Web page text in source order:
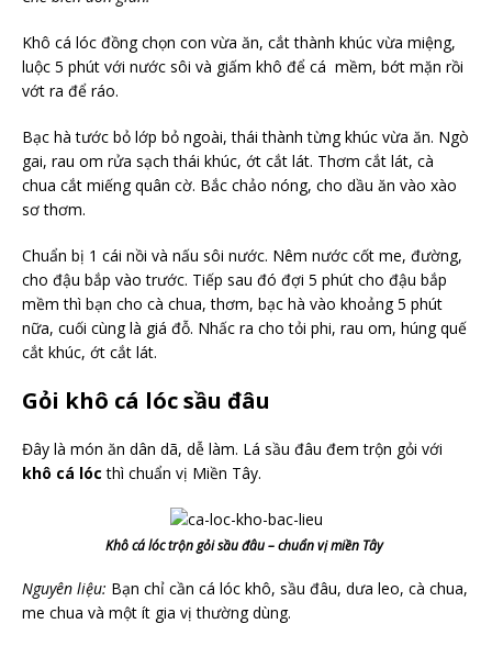
Khô cá lóc đồng chọn con vừa ăn, cắt thành khúc vừa miệng,
luộc 5 phút với nước sôi và giấm khô để cá mềm, bớt mặn rồi
vớt ra để ráo.
Bạc hà tước bỏ lớp bỏ ngoài, thái thành từng khúc vừa ăn. Ngò
gai, rau om rửa sạch thái khúc, ớt cắt lát. Thơm cắt lát, cà
chua cắt miếng quân cờ. Bắc chảo nóng, cho dầu ăn vào xào
sơ thơm.
Chuẩn bị 1 cái nồi và nấu sôi nước. Nêm nước cốt me, đường,
cho đậu bắp vào trước. Tiếp sau đó đợi 5 phút cho đậu bắp
mềm thì bạn cho cà chua, thơm, bạc hà vào khoảng 5 phút
nữa, cuối cùng là giá đỗ. Nhấc ra cho tỏi phi, rau om, húng quế
cắt khúc, ớt cắt lát.
Gỏi khô cá lóc sầu đâu
Đây là món ăn dân dã, dễ làm. Lá sầu đâu đem trộn gỏi với
khô cá lóc thì chuẩn vị Miền Tây.
Khô cá lóc trộn gỏi sầu đâu – chuẩn vị miền Tây
Nguyên liệu: Bạn chỉ cần cá lóc khô, sầu đâu, dưa leo, cà chua,
me chua và một ít gia vị thường dùng.